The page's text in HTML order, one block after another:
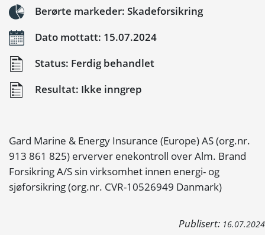
Berørte markeder: Skadeforsikring
Dato mottatt: 15.07.2024
Status: Ferdig behandlet
Resultat: Ikke inngrep
Gard Marine & Energy Insurance (Europe) AS (org.nr.
913 861 825) erverver enekontroll over Alm. Brand
Forsikring A/S sin virksomhet innen energi- og
sjøforsikring (org.nr. CVR-10526949 Danmark)
Publisert: 16.07.2024